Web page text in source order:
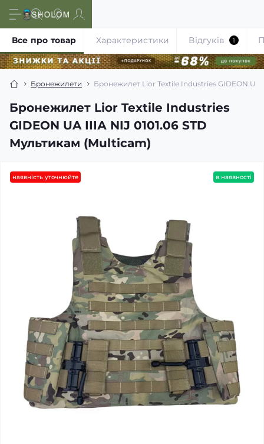
Бронежилети Бронежилет Lior Textile Industries GIDEON UA
Бронежилет Lior Textile Industries
GIDEON UA ІІІА NIJ 0101.06 STD
Мультикам (Multicam)
Все про товар Характеристики Відгуків 1
наявність уточнюйте в наявності